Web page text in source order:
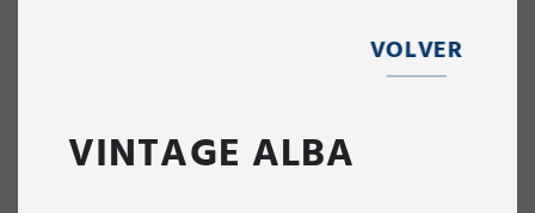
VOLVER
VINTAGE ALBA